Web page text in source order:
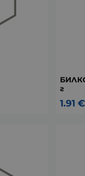
г
1.91 €